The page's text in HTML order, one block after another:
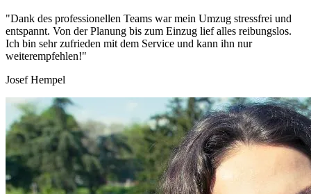
"Dank des professionellen Teams war mein Umzug stressfrei und
entspannt. Von der Planung bis zum Einzug lief alles reibungslos.
Ich bin sehr zufrieden mit dem Service und kann ihn nur
weiterempfehlen!"
Josef Hempel